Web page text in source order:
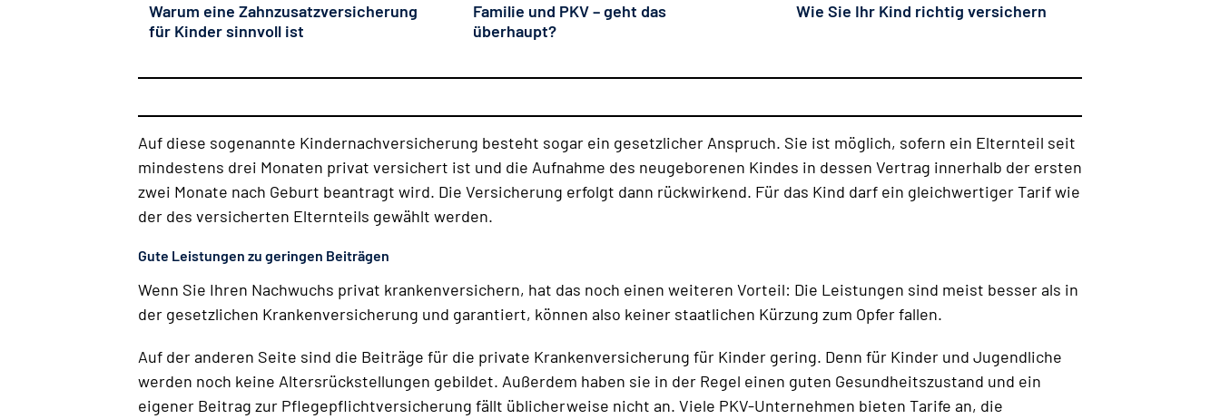
Warum eine Zahnzusatzversicherung
für Kinder sinnvoll ist
Familie und PKV – geht das
überhaupt?
Wie Sie Ihr Kind richtig versichern
Auf diese sogenannte Kindernachversicherung besteht sogar ein gesetzlicher Anspruch. Sie ist möglich, sofern ein Elternteil seit
mindestens drei Monaten privat versichert ist und die Aufnahme des neugeborenen Kindes in dessen Vertrag innerhalb der ersten
zwei Monate nach Geburt beantragt wird. Die Versicherung erfolgt dann rückwirkend. Für das Kind darf ein gleichwertiger Tarif wie
der des versicherten Elternteils gewählt werden.
Gute Leistungen zu geringen Beiträgen
Wenn Sie Ihren Nachwuchs privat krankenversichern, hat das noch einen weiteren Vorteil: Die Leistungen sind meist besser als in
der gesetzlichen Krankenversicherung und garantiert, können also keiner staatlichen Kürzung zum Opfer fallen.
Auf der anderen Seite sind die Beiträge für die private Krankenversicherung für Kinder gering. Denn für Kinder und Jugendliche
werden noch keine Altersrückstellungen gebildet. Außerdem haben sie in der Regel einen guten Gesundheitszustand und ein
eigener Beitrag zur Pflegepflichtversicherung fällt üblicherweise nicht an. Viele PKV-Unternehmen bieten Tarife an, die